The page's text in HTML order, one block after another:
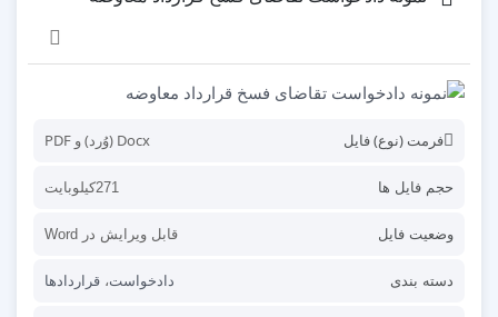
فرمت (نوع) فایل Docx (وُرد) و PDF
حجم فایل ها 271کیلوبایت
وضعیت فایل قابل ویرایش در Word
دسته بندی دادخواست، قراردادها